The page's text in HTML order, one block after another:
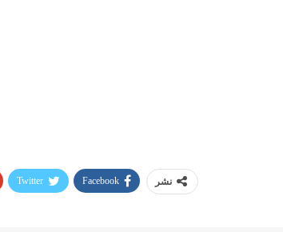
نشر Facebook
Twitter